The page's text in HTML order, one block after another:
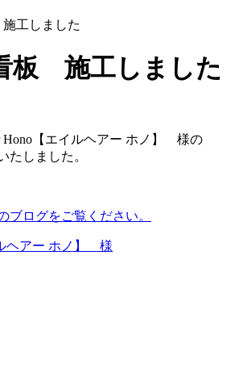
工しました
板 施工しました
【エイルヘアー ホノ】 様の
たしました。
ブログをご覧ください。
ヘアー ホノ】 様